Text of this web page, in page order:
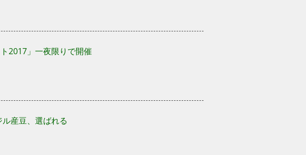
2017」一夜限りで開催
産豆、選ばれる